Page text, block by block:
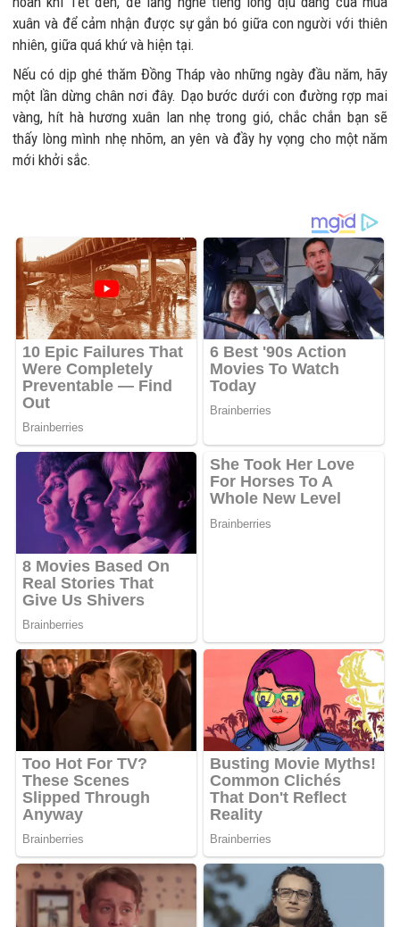
xuân và để cảm nhận được sự gắn bó giữa con người với thiên
nhiên, giữa quá khứ và hiện tại.
Nếu có dịp ghé thăm Đồng Tháp vào những ngày đầu năm, hãy
một lần dừng chân nơi đây. Dạo bước dưới con đường rợp mai
vàng, hít hà hương xuân lan nhẹ trong gió, chắc chắn bạn sẽ
thấy lòng mình nhẹ nhõm, an yên và đầy hy vọng cho một năm
mới khởi sắc.